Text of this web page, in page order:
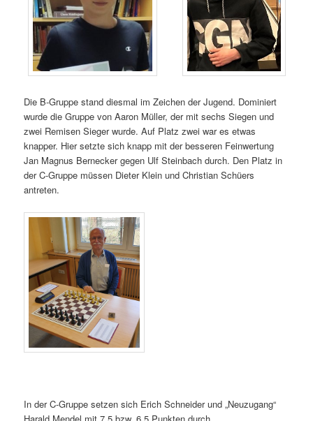
Die B-Gruppe stand diesmal im Zeichen der Jugend. Dominiert
wurde die Gruppe von Aaron Müller, der mit sechs Siegen und
zwei Remisen Sieger wurde. Auf Platz zwei war es etwas
knapper. Hier setzte sich knapp mit der besseren Feinwertung
Jan Magnus Bernecker gegen Ulf Steinbach durch. Den Platz in
der C-Gruppe müssen Dieter Klein und Christian Schüers
antreten.
In der C-Gruppe setzen sich Erich Schneider und „Neuzugang“